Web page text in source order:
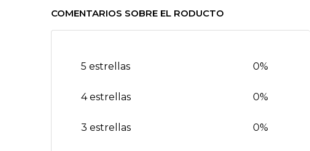
COMENTARIOS SOBRE EL RODUCTO
5 estrellas 0%
4 estrellas 0%
3 estrellas 0%